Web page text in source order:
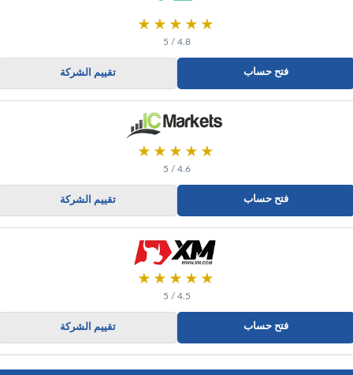
★★★★★
4.8 / 5
فتح حساب تقييم الشركة
★★★★★
4.6 / 5
فتح حساب تقييم الشركة
★★★★★
4.5 / 5
فتح حساب تقييم الشركة